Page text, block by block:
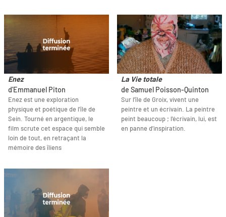
Enez
d'Emmanuel Piton
Enez est une exploration
physique et poétique de l'île de
Sein. Tourné en argentique, le
film scrute cet espace qui semble
loin de tout, en retraçant la
mémoire des îliens
La Vie totale
de Samuel Poisson-Quinton
Sur l'île de Groix, vivent une
peintre et un écrivain. La peintre
peint beaucoup ; l'écrivain, lui, est
en panne d’inspiration.